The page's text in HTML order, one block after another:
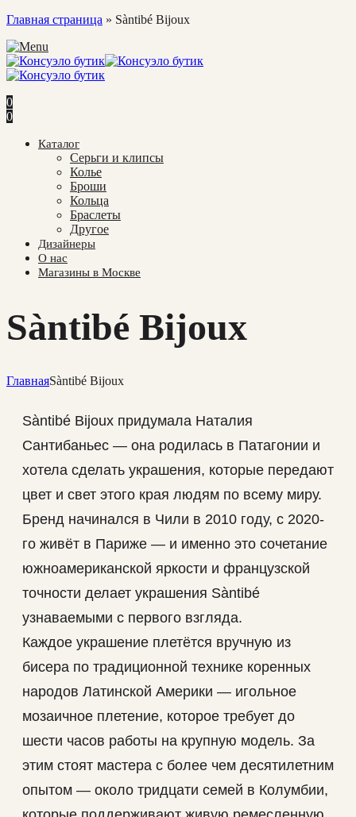
Главная страница » Sàntibé Bijoux
0
0
Каталог
Cерьги и клипсы
Колье
Броши
Кольца
Браслеты
Другое
Дизайнеры
О нас
Магазины в Москве
Sàntibé Bijoux
ГлавнаяSàntibé Bijoux
Sàntibé Bijoux придумала Наталия
Сантибаньес — она родилась в Патагонии и
хотела сделать украшения, которые передают
цвет и свет этого края людям по всему миру.
Бренд начинался в Чили в 2010 году, с 2020-
го живёт в Париже — и именно это сочетание
южноамериканской яркости и французской
точности делает украшения Sàntibé
узнаваемыми с первого взгляда.
Каждое украшение плетётся вручную из
бисера по традиционной технике коренных
народов Латинской Америки — игольное
мозаичное плетение, которое требует до
шести часов работы на крупную модель. За
этим стоят мастера с более чем десятилетним
опытом — около тридцати семей в Колумбии,